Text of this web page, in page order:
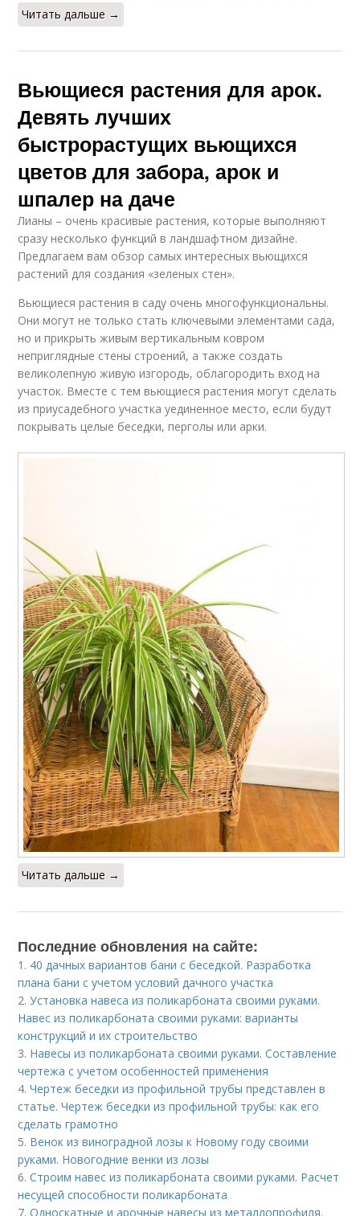
Читать дальше →
Вьющиеся растения для арок.
Девять лучших
быстрорастущих вьющихся
цветов для забора, арок и
шпалер на даче
Лианы – очень красивые растения, которые выполняют
сразу несколько функций в ландшафтном дизайне.
Предлагаем вам обзор самых интересных вьющихся
растений для создания «зеленых стен».
Вьющиеся растения в саду очень многофункциональны.
Они могут не только стать ключевыми элементами сада,
но и прикрыть живым вертикальным ковром
неприглядные стены строений, а также создать
великолепную живую изгородь, облагородить вход на
участок. Вместе с тем вьющиеся растения могут сделать
из приусадебного участка уединенное место, если будут
покрывать целые беседки, перголы или арки.
Читать дальше →
Последние обновления на сайте:
1. 40 дачных вариантов бани с беседкой. Разработка
плана бани с учетом условий дачного участка
2.Установка навеса из поликарбоната своими руками.
Навес из поликарбоната своими руками: варианты
конструкций и их строительство
3. Навесы из поликарбоната своими руками. Составление
чертежа с учетом особенностей применения
4.Чертеж беседки из профильной трубы представлен в
статье. Чертеж беседки из профильной трубы: как его
сделать грамотно
5. Венок из виноградной лозы к Новому году своими
руками. Новогодние венки из лозы
6.Строим навес из поликарбоната своими руками. Расчет
несущей способности поликарбоната
7.Односкатные и арочные навесы из металлопрофиля.